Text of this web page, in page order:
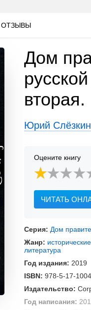
ОТЗЫВЫ
Дом
Юрий Слёзкин
Оцените книгу
ЧИТАТЬ
Серия: Дом
Жанр:
литература
Год издания: 2019
ISBN: 978-5-17-
Издательство:
Год написания: